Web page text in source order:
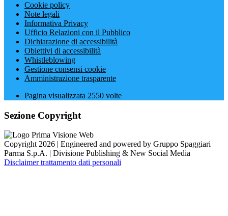
Cookie policy
Note legali
Informativa Privacy
Ufficio Relazioni con il Pubblico
Dichiarazione di accessibilità
Obiettivi di accessibilità
Whistleblowing
Gestione consensi cookie
Amministrazione trasparente
Pagina visualizzata 2550 volte
Sezione Copyright
Copyright 2026 | Engineered and powered by Gruppo Spaggiari
Parma S.p.A. | Divisione Publishing & New Social Media
Disclaimer trattamento dati personali